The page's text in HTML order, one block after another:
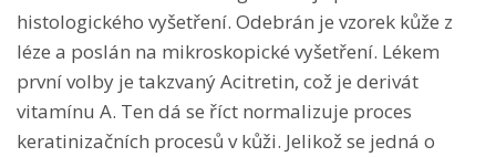
histologického vyšetření. Odebrán je vzorek kůže z
léze a poslán na mikroskopické vyšetření. Lékem
první volby je takzvaný Acitretin, což je derivát
vitamínu A. Ten dá se říct normalizuje proces
keratinizačních procesů v kůži. Jelikož se jedná o